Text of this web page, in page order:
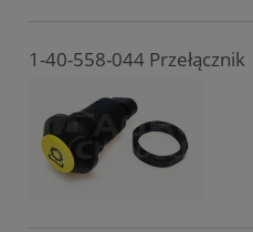
1-40-558-044 Przełącznik